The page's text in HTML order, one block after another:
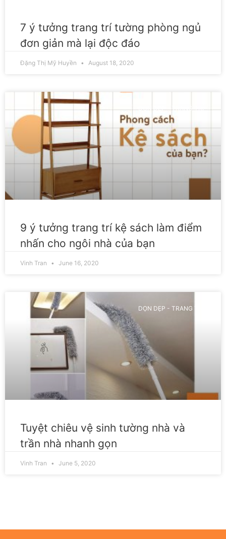
7 ý tưởng trang trí tường phòng ngủ
đơn giản mà lại độc đáo
Đặng Thị Mỹ Huyền August 18, 2020
DỌN DẸP - TRANG TRÍ
9 ý tưởng trang trí kệ sách làm điểm
nhấn cho ngôi nhà của bạn
Vinh Tran June 16, 2020
DỌN DẸP - TRANG TRÍ
Tuyệt chiêu vệ sinh tường nhà và
trần nhà nhanh gọn
Vinh Tran June 5, 2020